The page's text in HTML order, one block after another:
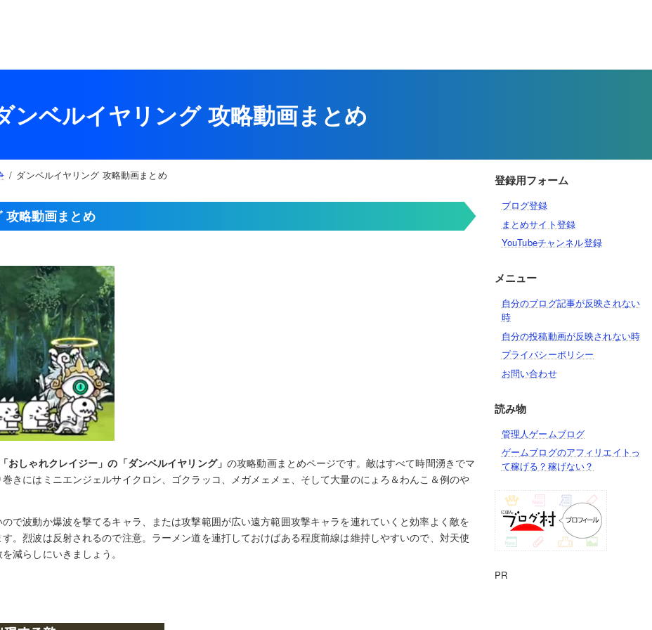
ンベルイヤリング 攻略動画まとめ
ダンベルイヤリング 攻略動画まとめ
攻略動画まとめ
おしゃれクレイジー」の「ダンベルイヤリング」 の攻略動画まとめページです。敵はすべて時間湧きでマ
きにはミニエンジェルサイクロン、ゴクラッコ、メガメェメェ、そして大量のにょろ＆わんこ＆例のや
で波動か爆波を撃てるキャラ、または攻撃範囲が広い遠方範囲攻撃キャラを連れていくと効率よく敵を
。烈波は反射されるので注意。ラーメン道を連打しておけばある程度前線は維持しやすいので、対天使
減らしにいきましょう。
登録用フォーム
ブログ登録
まとめサイト登録
YouTubeチャンネル登録
メニュー
自分のブログ記事が反映されない
時
自分の投稿動画が反映されない時
プライバシーポリシー
お問い合わせ
読み物
管理人ゲームブログ
ゲームブログのアフィリエイトっ
て稼げる？稼げない？
PR